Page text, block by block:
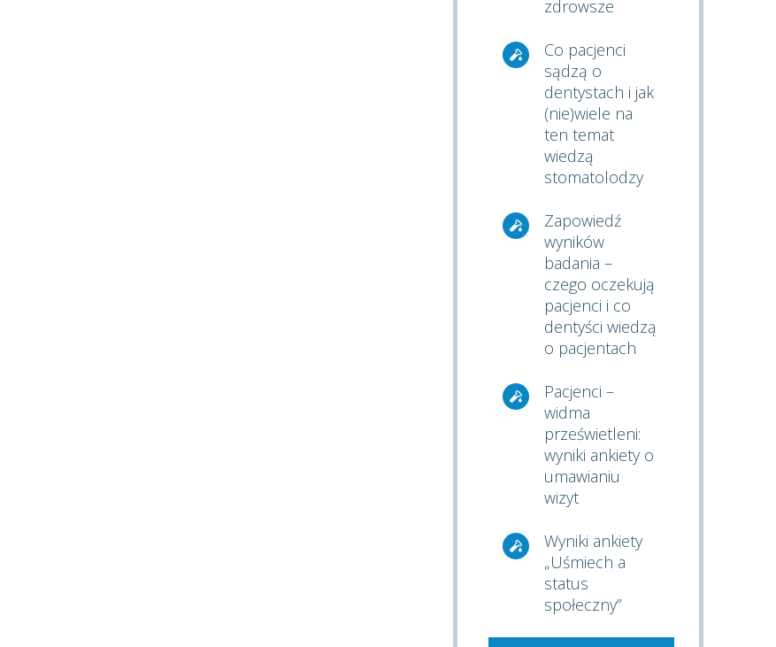
zdrowsze
Co pacjenci
sądzą o
dentystach i jak
(nie)wiele na
ten temat
wiedzą
stomatolodzy
Zapowiedź
wyników
badania –
czego oczekują
pacjenci i co
dentyści wiedzą
o pacjentach
Pacjenci –
widma
prześwietleni:
wyniki ankiety o
umawianiu
wizyt
Wyniki ankiety
„Uśmiech a
status
społeczny”